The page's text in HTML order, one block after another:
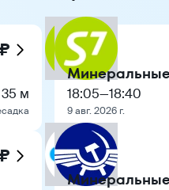
м 18:05—18:40
9 авг. 2026 г.